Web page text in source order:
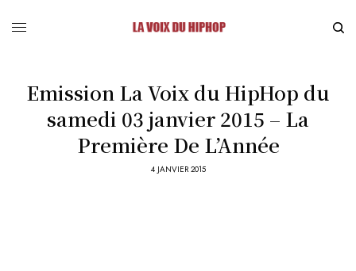
Emission La Voix du HipHop du
samedi 03 janvier 2015 – La
Première De L’Année
4 JANVIER 2015